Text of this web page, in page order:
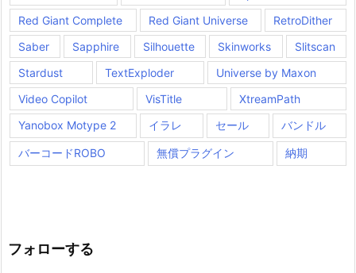
Red Giant Complete
Red Giant Universe
RetroDither
Saber
Sapphire Silhouette Skinworks
Slitscan
Stardust
TextExploder
Universe by Maxon
Video Copilot
VisTitle
XtreamPath
Yanobox Motype 2
イラレ セール バンドル
バーコードROBO 無償プラグイン 納期
フォローする